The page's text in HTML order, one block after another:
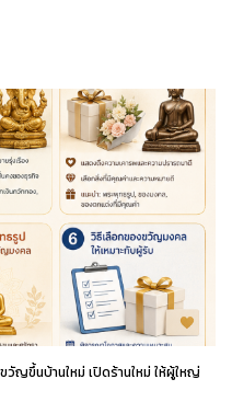
ขึ้นบ้านใหม่ เปิดร้านใหม่ ให้ผู้ใหญ่